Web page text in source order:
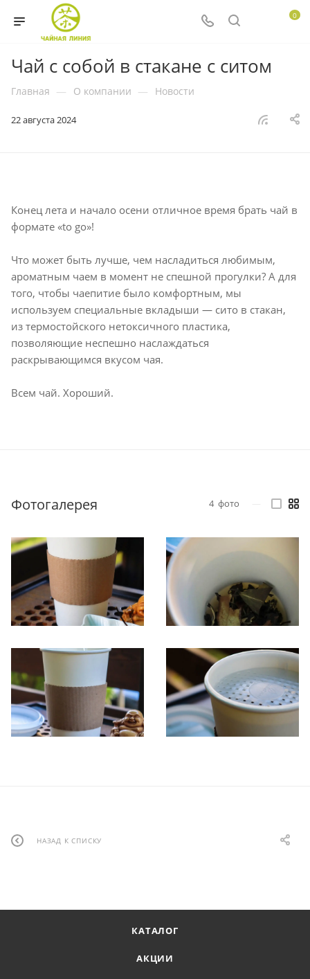
0
Чай с собой в стакане с ситом
Главная — О компании — Новости
22 августа 2024
Конец лета и начало осени отличное время брать чай в
формате «to go»!
Что может быть лучше, чем насладиться любимым,
ароматным чаем в момент не спешной прогулки? А для
того, чтобы чаепитие было комфортным, мы
используем специальные вкладыши — сито в стакан,
из термостойского нетоксичного пластика,
позволяющие неспешно наслаждаться
раскрывающимся вкусом чая.
Всем чай. Хороший.
Фотогалерея 4 фото
НАЗАД К СПИСКУ
КАТАЛОГ
АКЦИИ